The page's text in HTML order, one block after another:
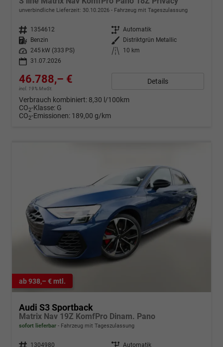
unverbindliche Lieferzeit: 30.10.2026 Fahrzeug mit Tageszulassung
Fahrzeugnr. 1354612 Getriebe Automatik
Kraftstoff
Benzin Außenfarbe
Distriktgrün Metallic
Leistung
245 kW (333 PS) Kilometerstand
10 km
31.07.2026
46.788,– €
incl. 19% MwSt.
Details
Verbrauch kombiniert: 8,30 l/100km
CO2-Klasse: G
CO2-Emissionen: 189,00 g/km
ab 938,– € mtl.
Audi S3 Sportback
Matrix Nav 19Z KomfPro Dinam. Pano
sofort lieferbar Fahrzeug mit Tageszulassung
Fahrzeugnr. 1304980 Getriebe Automatik